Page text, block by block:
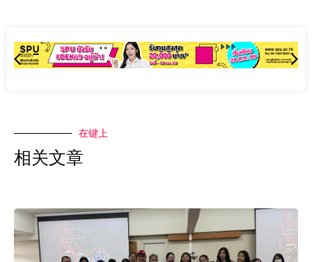
在键上
相关文章